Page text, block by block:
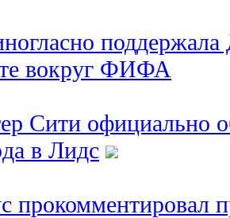
вокруг ФИФА
Сити официально
в Лидс
прокомментировал